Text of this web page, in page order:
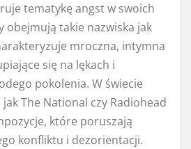
tematykę angst w swoich
obejmują takie nazwiska jak
mroczna, intymna
się na lękach i
pokolenia. W świecie
jak The National czy Radiohead
które poruszają
konfliktu i dezorientacji.